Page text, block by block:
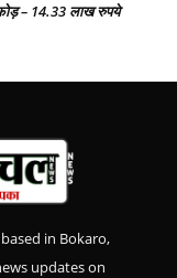
– 14.33 लाख रुपये
in Bokaro,
updates on